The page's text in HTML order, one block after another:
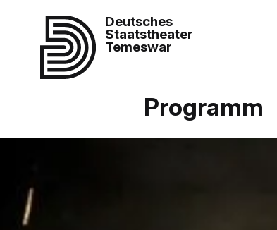
Deutsches
Staatstheater
Temeswar
Programm